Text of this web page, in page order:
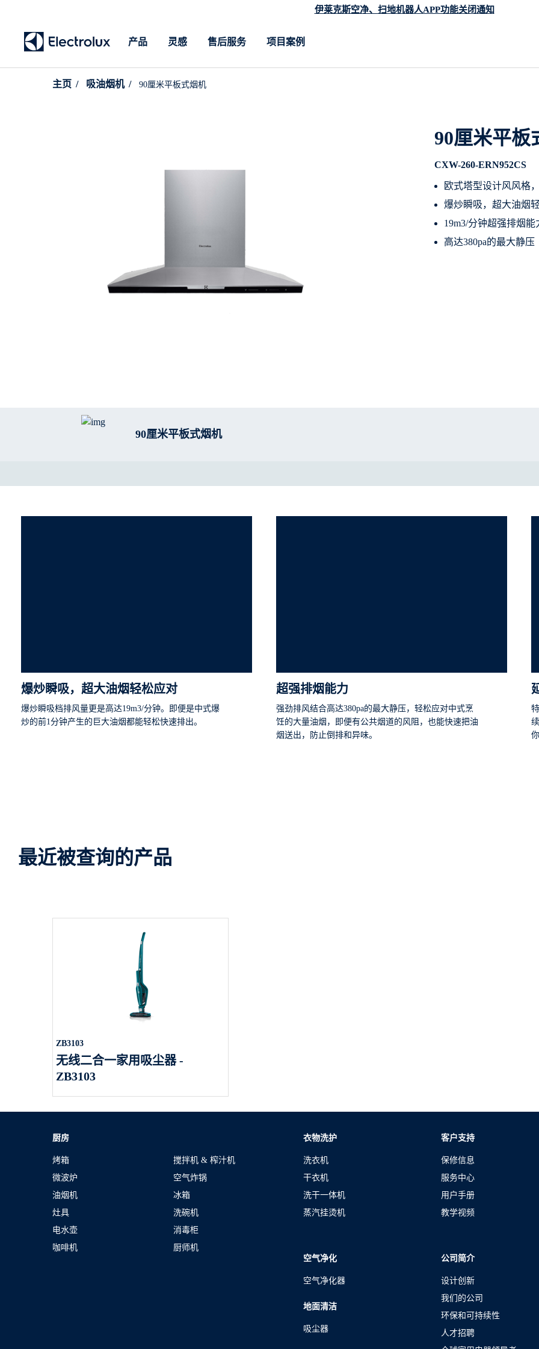
伊莱克斯空净、扫地机器人APP功能关闭通知
产品 灵感 售后服务 项目案例
主页 吸油烟机 90厘米平板式烟机
90厘米平板
CXW-260-ERN952CS
欧式塔型设计风风格
爆炒瞬吸，超大油烟
19m3/分钟超强排烟能
高达380pa的最大静压
90厘米平板式烟机
爆炒瞬吸，超大油烟轻松应对
爆炒瞬吸档排风量更是高达19m3/分钟。即便是中式爆
炒的前1分钟产生的巨大油烟都能轻松快速排出。
超强排烟能力
强劲排风结合高达380pa的最大静压，轻松应对中式烹
饪的大量油烟，即便有公共烟道的风阻，也能快速把油
烟送出，防止倒排和异味。
最近被查询的产品
ZB3103
无线二合一家用吸尘器 -
ZB3103
厨房
烤箱
微波炉
油烟机
灶具
电水壶
咖啡机
搅拌机 & 榨汁机
空气炸锅
冰箱
洗碗机
消毒柜
厨师机
衣物洗护
洗衣机
干衣机
洗干一体机
蒸汽挂烫机
空气净化
空气净化器
地面清洁
吸尘器
客户支持
保修信息
服务中心
用户手册
教学视频
公司简介
设计创新
我们的公司
环保和可持续性
人才招聘